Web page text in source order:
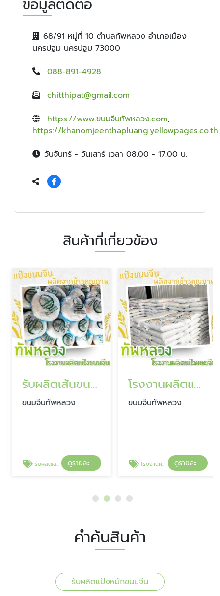
ข้อมูลติดต่อ
68/91 หมู่ที่ 10 ตำบลทัพหลวง อำเภอเมือง
นครปฐม นครปฐม 73000
088-891-4928
chitthipat@gmail.com
https://www.ขนมจีนทัพหลวง.com,
https://khanomjeenthapluang.yellowpages.co.th
วันจันทร์ - วันเสาร์ เวลา 08.00 - 17.00 น.
สินค้าที่เกี่ยวข้อง
รับผลิตเส้นขนมจีน OEM
ขนมจีนทัพหลวง
รับผลิตเส้นขนมจีน OEM ดูรายละเอียด
โรงงานผลิตแป้งขนมจีน
ขนมจีนทัพหลวง
โรงงานผลิตแป้งขนมจีน ดูรายละเอียด
คำค้นสินค้า
รับผลิตแป้งหมักขนมจีน